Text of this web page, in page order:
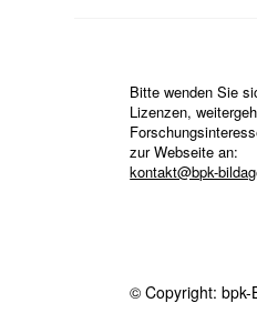
Bitte wenden Sie
Lizenzen,
zur Webseite an:
kontakt@bpk-
© Copyright: bpk-